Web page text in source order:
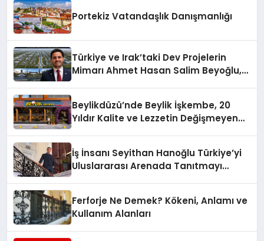
Portekiz Vatandaşlık Danışmanlığı
Türkiye ve Irak’taki Dev Projelerin
Mimarı Ahmet Hasan Salim Beyoğlu,
Hayata Geçirecek
Beylikdüzü’nde Beylik İşkembe, 20
Yıldır Kalite ve Lezzetin Değişmeyen
İş İnsanı Seyithan Hanoğlu Türkiye’yi
Uluslararası Arenada Tanıtmayı
Ferforje Ne Demek? Kökeni, Anlamı ve
Kullanım Alanları